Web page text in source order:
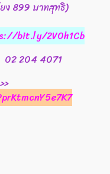
ง 899 บาทสุทธิ)
bit.ly/2VOh1Cb
02 204 4071